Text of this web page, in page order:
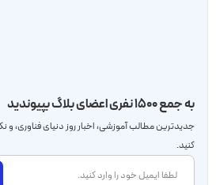
به جمع ۱۵۰۰ نفری اعضای بلاگ بپیوندید
جدید‌ترین مطالب آموزشی، اخبار روز دنیای فناوری، و
کنید.